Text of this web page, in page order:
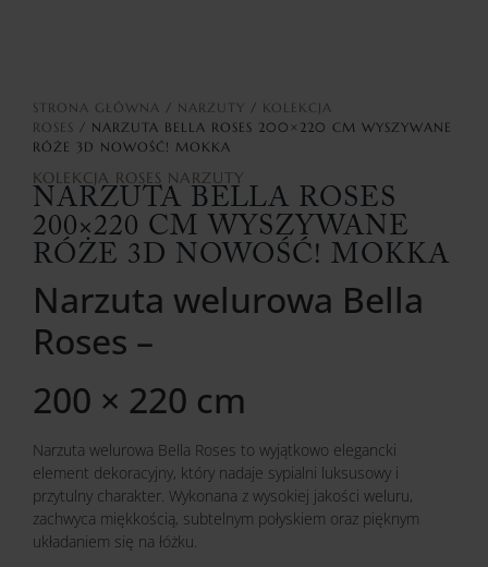
STRONA GŁÓWNA / NARZUTY / KOLEKCJA
ROSES / NARZUTA BELLA ROSES 200×220 CM WYSZYWANE
RÓŻE 3D NOWOŚĆ! MOKKA
KOLEKCJA ROSES NARZUTY
NARZUTA BELLA ROSES
200×220 CM WYSZYWANE
RÓŻE 3D NOWOŚĆ! MOKKA
Narzuta welurowa Bella
Roses –
200 × 220 cm
Narzuta welurowa Bella Roses to wyjątkowo elegancki
element dekoracyjny, który nadaje sypialni luksusowy i
przytulny charakter. Wykonana z wysokiej jakości weluru,
zachwyca miękkością, subtelnym połyskiem oraz pięknym
układaniem się na łóżku.